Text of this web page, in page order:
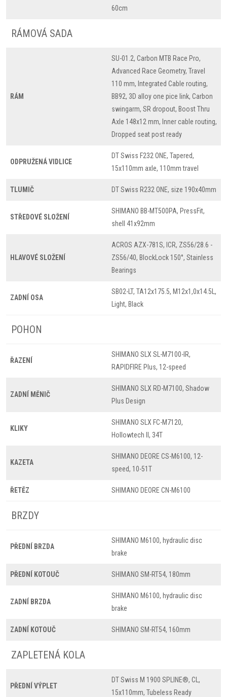
60cm
RÁMOVÁ SADA
RÁM
SU-01.2, Carbon MTB Race Pro,
Advanced Race Geometry, Travel
110 mm, Integrated Cable routing,
BB92, 3D alloy one pice link, Carbon
swingarm, SR dropout, Boost Thru
Axle 148x12 mm, Inner cable routing,
Dropped seat post ready
ODPRUŽENÁ VIDLICE
DT Swiss F232 ONE, Tapered,
15x110mm axle, 110mm travel
TLUMIČ DT Swiss R232 ONE, size 190x40mm
STŘEDOVÉ SLOŽENÍ
SHIMANO BB-MT500PA, PressFit,
shell 41x92mm
HLAVOVÉ SLOŽENÍ
ACROS AZX-781S, ICR, ZS56/28.6 -
ZS56/40, BlockLock 150°, Stainless
Bearings
ZADNÍ OSA
SB02-LT, TA12x175.5, M12x1,0x14.5L,
Light, Black
POHON
ŘAZENÍ
SHIMANO SLX SL-M7100-IR,
RAPIDFIRE Plus, 12-speed
ZADNÍ MĚNIČ
SHIMANO SLX RD-M7100, Shadow
Plus Design
KLIKY
SHIMANO SLX FC-M7120,
Hollowtech II, 34T
KAZETA
SHIMANO DEORE CS-M6100, 12-
speed, 10-51T
ŘETĚZ SHIMANO DEORE CN-M6100
BRZDY
PŘEDNÍ BRZDA
SHIMANO M6100, hydraulic disc
brake
PŘEDNÍ KOTOUČ SHIMANO SM-RT54, 180mm
ZADNÍ BRZDA
SHIMANO M6100, hydraulic disc
brake
ZADNÍ KOTOUČ SHIMANO SM-RT54, 160mm
ZAPLETENÁ KOLA
PŘEDNÍ VÝPLET
DT Swiss M 1900 SPLINE®, CL,
15x110mm, Tubeless Ready